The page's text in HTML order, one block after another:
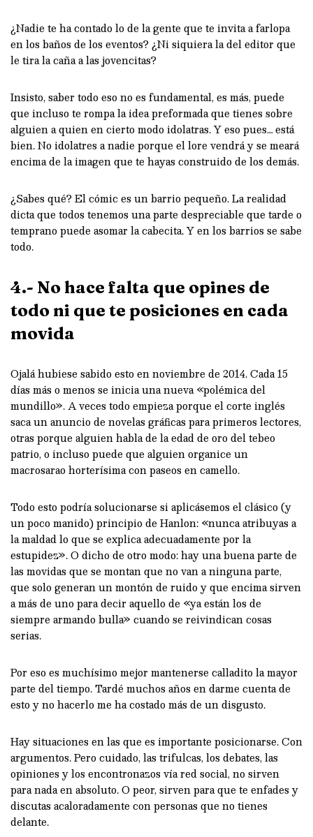
¿Nadie te ha contado lo de la gente que te invita a farlopa
en los baños de los eventos? ¿Ni siquiera la del editor que
le tira la caña a las jovencitas?
Insisto, saber todo eso no es fundamental, es más, puede
que incluso te rompa la idea preformada que tienes sobre
alguien a quien en cierto modo idolatras. Y eso pues… está
bien. No idolatres a nadie porque el lore vendrá y se meará
encima de la imagen que te hayas construido de los demás.
¿Sabes qué? El cómic es un barrio pequeño. La realidad
dicta que todos tenemos una parte despreciable que tarde o
temprano puede asomar la cabecita. Y en los barrios se sabe
todo.
4.- No hace falta que opines de
todo ni que te posiciones en cada
movida
Ojalá hubiese sabido esto en noviembre de 2014. Cada 15
días más o menos se inicia una nueva «polémica del
mundillo». A veces todo empieza porque el corte inglés
saca un anuncio de novelas gráficas para primeros lectores,
otras porque alguien habla de la edad de oro del tebeo
patrio, o incluso puede que alguien organice un
macrosarao horterísima con paseos en camello.
Todo esto podría solucionarse si aplicásemos el clásico (y
un poco manido) principio de Hanlon: «nunca atribuyas a
la maldad lo que se explica adecuadamente por la
estupidez». O dicho de otro modo: hay una buena parte de
las movidas que se montan que no van a ninguna parte,
que solo generan un montón de ruido y que encima sirven
a más de uno para decir aquello de «ya están los de
siempre armando bulla» cuando se reivindican cosas
serias.
Por eso es muchísimo mejor mantenerse calladito la mayor
parte del tiempo. Tardé muchos años en darme cuenta de
esto y no hacerlo me ha costado más de un disgusto.
Hay situaciones en las que es importante posicionarse. Con
argumentos. Pero cuidado, las trifulcas, los debates, las
opiniones y los encontronazos vía red social, no sirven
para nada en absoluto. O peor, sirven para que te enfades y
discutas acaloradamente con personas que no tienes
delante.